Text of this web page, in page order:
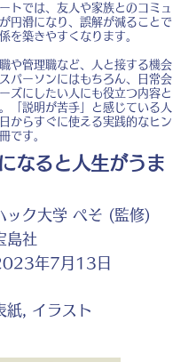
トでは、友人や家族とのコミュ
円滑になり、誤解が減ることで
を築きやすくなります。
や管理職など、人と接する機会
パーソンにはもちろん、日常会
ズにしたい人にも役立つ内容と
「説明が苦手」と感じている人
からすぐに使える実践的なヒン
です。
なると人生がうま
ック大学 ぺそ (監修)
島社
年7月13日
紙, イラスト